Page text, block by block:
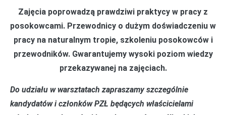
Zajęcia poprowadzą prawdziwi praktycy w pracy z
posokowcami. Przewodnicy o dużym doświadczeniu w
pracy na naturalnym tropie, szkoleniu posokowców i
przewodników. Gwarantujemy wysoki poziom wiedzy
przekazywanej na zajęciach.
Do udziału w warsztatach zapraszamy szczególnie
kandydatów i członków PZŁ będących właścicielami